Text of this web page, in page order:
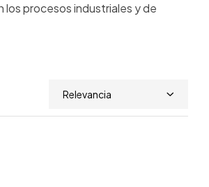
procesos industriales y de
Relevancia